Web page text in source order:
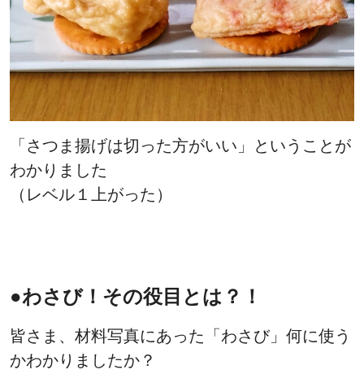
「さつま揚げは切った方がいい」ということが
わかりました
（レベル１上がった）
●わさび！その役目とは？！
皆さま、材料写真にあった「わさび」何に使う
かわかりましたか？